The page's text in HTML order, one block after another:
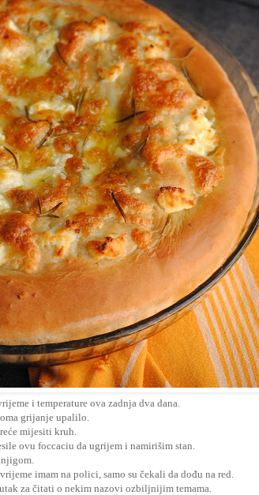
i temperature ova zadnja dva dana.
grijanje upalilo.
mijesiti kruh.
ovu foccaciu da ugrijem i namirišim stan.
imam na polici, samo su čekali da dođu na red.
za čitati o nekim nazovi ozbiljnijim temama.